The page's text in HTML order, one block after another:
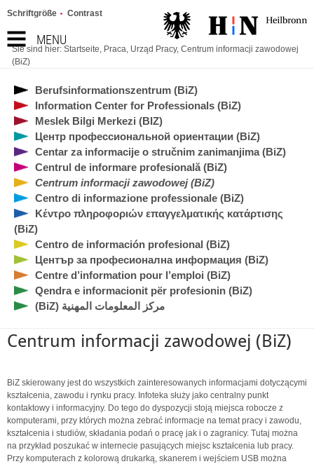
MENU
Schriftgröße Contrast
Sie sind hier: Startseite, Praca, Urząd Pracy, Centrum informacji zawodowej
(BiZ)
Berufsinformationszentrum (BiZ)
Information Center for Professionals (BiZ)
Meslek Bilgi Merkezi (BIZ)
Центр профессиональной ориентации (BiZ)
Centar za informacije o stručnim zanimanjima (BiZ)
Centrul de informare profesională (BiZ)
Centrum informacji zawodowej (BiZ)
Centro di informazione professionale (BiZ)
Κέντρο πληροφοριών επαγγελματικής κατάρτισης
(BiZ)
Centro de información profesional (BiZ)
Център за професионална информация (BiZ)
Centre d’information pour l’emploi (BiZ)
Qendra e informacionit për profesionin (BiZ)
(BiZ) مركز المعلومات المهنية
Centrum informacji zawodowej (BiZ)
BiZ skierowany jest do wszystkich zainteresowanych informacjami dotyczącymi
kształcenia, zawodu i rynku pracy. Infoteka służy jako centralny punkt
kontaktowy i informacyjny. Do tego do dyspozycji stoją miejsca robocze z
komputerami, przy których można zebrać informacje na temat pracy i zawodu,
kształcenia i studiów, składania podań o pracę jak i o zagranicy. Tutaj można
na przykład poszukać w internecie pasujących miejsc kształcenia lub pracy.
Przy komputerach z kolorową drukarką, skanerem i wejściem USB można